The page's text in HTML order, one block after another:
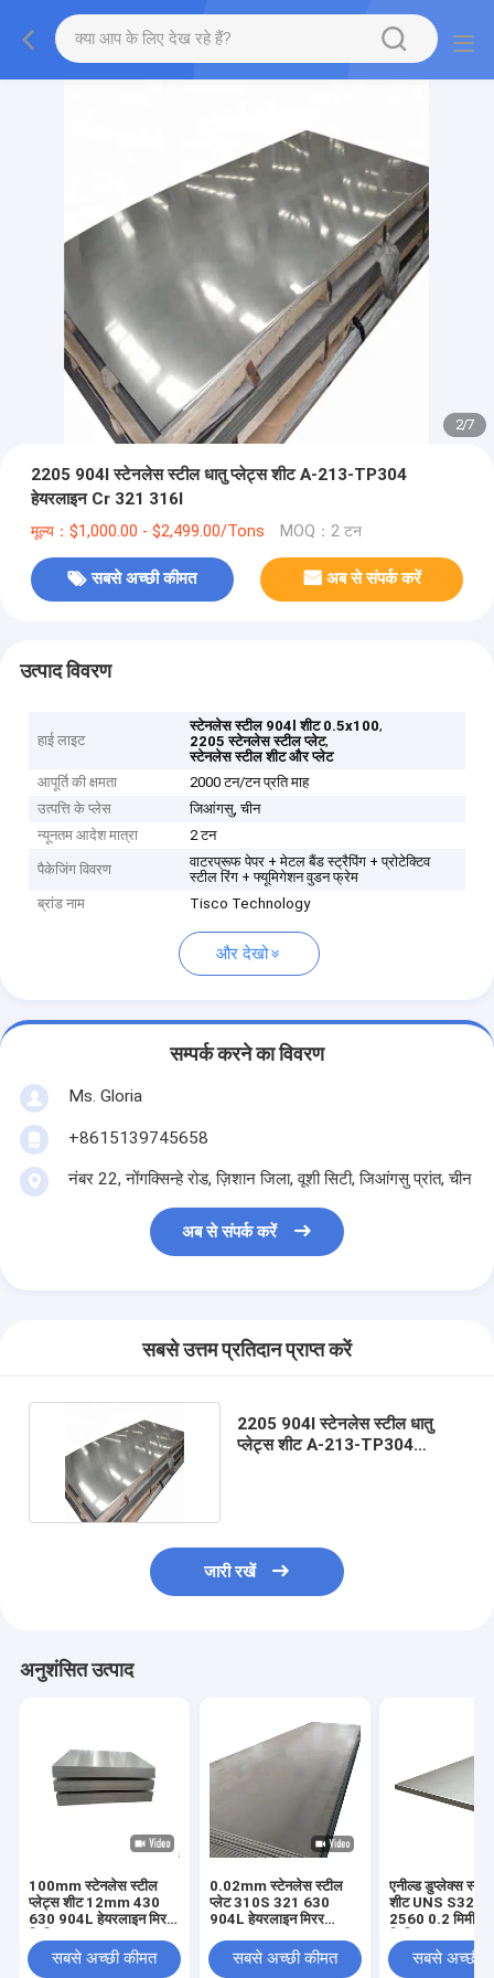
2/7
2205 904l स्टेनलेस स्टील धातु प्लेट्स शीट A-213-TP304
हेयरलाइन Cr 321 316l
मूल्य：$1,000.00 - $2,499.00/Tons MOQ：2 टन
सबसे अच्छी कीमत अब से संपर्क करें
उत्पाद विवरण
हाई लाइट
स्टेनलेस स्टील 904l शीट 0.5x100,
2205 स्टेनलेस स्टील प्लेट,
स्टेनलेस स्टील शीट और प्लेट
आपूर्ति की क्षमता
2000 टन/टन प्रति माह
उत्पत्ति के प्लेस
जिआंगसु, चीन
न्यूनतम आदेश मात्रा
2 टन
पैकेजिंग विवरण
वाटरप्रूफ पेपर + मेटल बैंड स्ट्रैपिंग + प्रोटेक्टिव
स्टील रिंग + फ्यूमिगेशन वुडन फ्रेम
ब्रांड नाम
Tisco Technology
और देखो
सम्पर्क करने का विवरण
Ms. Gloria
+8615139745658
नंबर 22, नोंगक्सिन्हे रोड, ज़िशान जिला, वूशी सिटी, जिआंगसु प्रांत, चीन
अब से संपर्क करें
सबसे उत्तम प्रतिदान प्राप्त करें
2205 904l स्टेनलेस स्टील धातु
प्लेट्स शीट A-213-TP304
जारी रखें
अनुशंसित उत्पाद
100mm स्टेनलेस स्टील
प्लेट्स शीट 12mm 430
630 904L हेयरलाइन मिरर
सबसे अच्छी कीमत
0.02mm स्टेनलेस स्टील
प्लेट 310S 321 630
904L हेयरलाइन मिरर
सबसे अच्छी कीमत
एनील्ड डुप्लेक्स
शीट UNS
2560 0.2 मिमी
सबसे अच्छी